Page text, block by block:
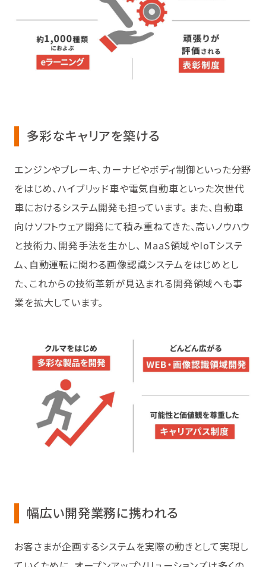
多彩なキャリアを築ける
エンジンやブレーキ、カーナビやボディ制御といった分野
をはじめ、ハイブリッド車や電気自動車といった次世代
車におけるシステム開発も担っています。 また、自動車
向けソフトウェア開発にて積み重ねてきた、高いノウハウ
と技術力、開発手法を生かし、 MaaS領域やIoTシステ
ム、自動運転に関わる画像認識システムをはじめとし
た、これからの技術革新が見込まれる開発領域へも事
業を拡大しています。
幅広い開発業務に携われる
お客さまが企画するシステムを実際の動きとして実現し